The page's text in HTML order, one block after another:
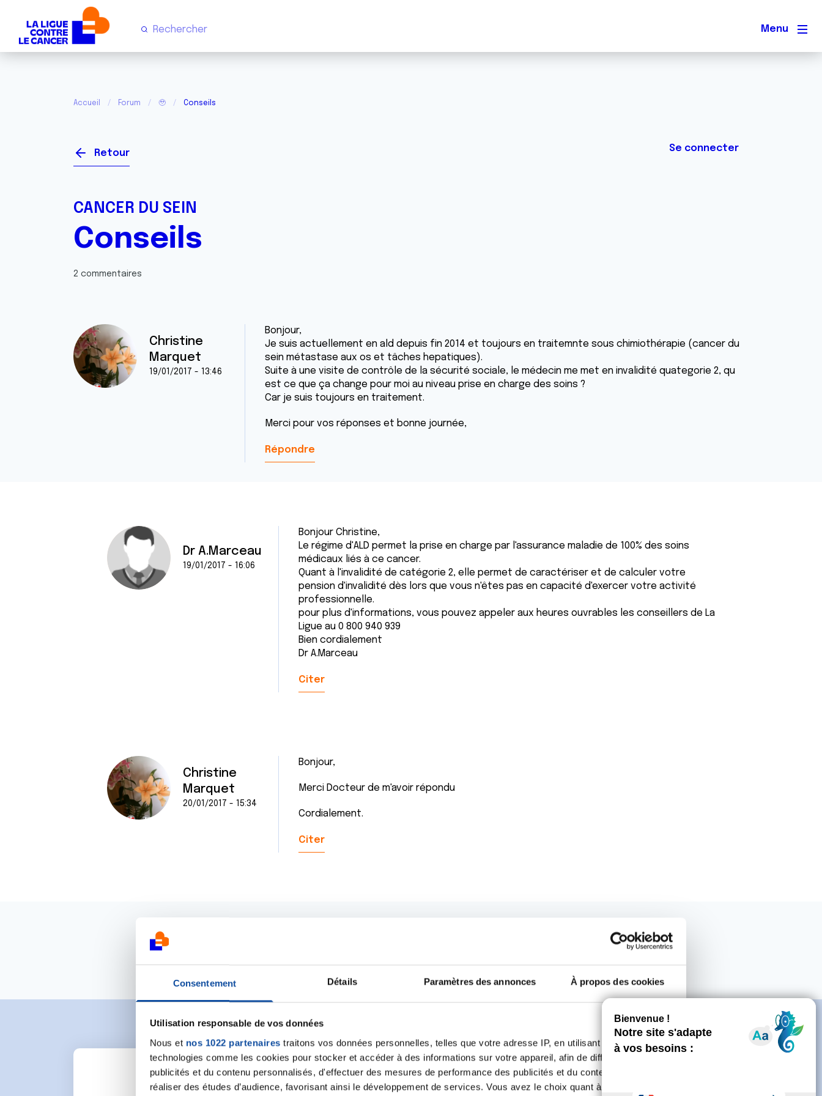
Consentement Détails Paramètres des annonces À propos des cookies
Utilisation responsable de vos données
Nous et nos 1022 partenaires traitons vos données personnelles, telles que votre adresse IP, en utilisant des
technologies comme les cookies pour stocker et accéder à des informations sur votre appareil, afin de diffuser des
publicités et du contenu personnalisés, d'effectuer des mesures de performance des publicités et du contenu, ainsi que de
réaliser des études d’audience, favorisant ainsi le développement de services. Vous avez le choix quant à l'utilisation de
Menu
Accueil Forum 🥹 Conseils
Retour Se connecter
CANCER DU SEIN
Conseils
2 commentaires
Christine
Marquet
19/01/2017 - 13:46
Bonjour,
Je suis actuellement en ald depuis fin 2014 et toujours en traitemnte sous chimiothérapie (cancer du
sein métastase aux os et tâches hepatiques).
Suite à une visite de contrôle de la sécurité sociale, le médecin me met en invalidité quategorie 2, qu
est ce que ça change pour moi au niveau prise en charge des soins ?
Car je suis toujours en traitement.
Merci pour vos réponses et bonne journée,
Répondre
Dr A.Marceau
19/01/2017 - 16:06
Bonjour Christine,
Le régime d'ALD permet la prise en charge par l'assurance maladie de 100% des soins
médicaux liés à ce cancer.
Quant à l'invalidité de catégorie 2, elle permet de caractériser et de calculer votre
pension d'invalidité dès lors que vous n'êtes pas en capacité d'exercer votre activité
professionnelle.
pour plus d'informations, vous pouvez appeler aux heures ouvrables les conseillers de La
Ligue au 0 800 940 939
Bien cordialement
Dr A.Marceau
Citer
Christine
Marquet
20/01/2017 - 15:34
Bonjour,
Merci Docteur de m'avoir répondu
Cordialement.
Citer
Ecrire un commentaire